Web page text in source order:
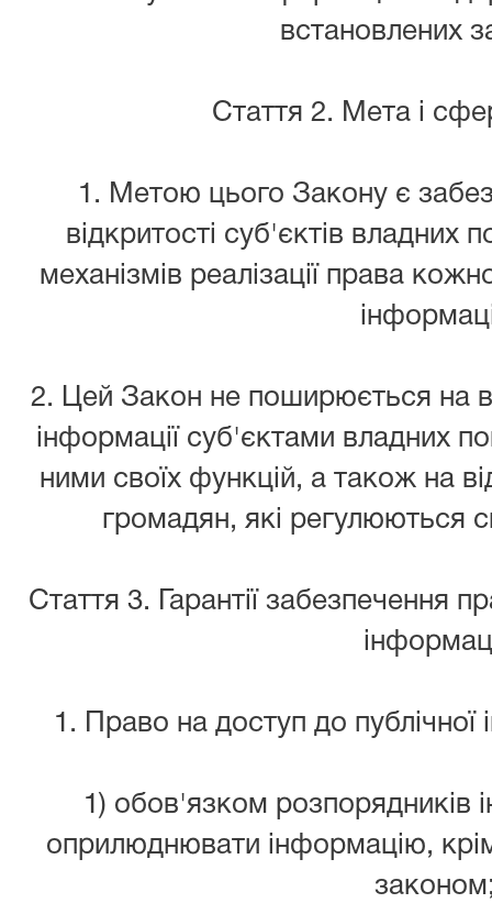
встановлених
Стаття 2. Мета і
1. Метою цього Закону є
відкритості суб'єктів владних
механізмів реалізації права
2. Цей Закон не поширюється на
інформації суб'єктами владних
ними своїх функцій, а також на
громадян, які регулюються
Стаття 3. Гарантії забезпечення
1. Право на доступ до публічної
1) обов'язком розпорядників
оприлюднювати інформацію,